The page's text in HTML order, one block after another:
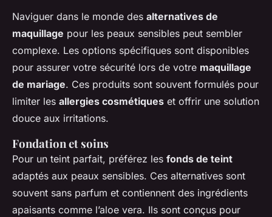
Naviguer dans le monde des alternatives de
maquillage pour les peaux sensibles peut sembler
complexe. Les options spécifiques sont disponibles
pour assurer votre sécurité lors de votre maquillage
de mariage. Ces produits sont souvent formulés pour
limiter les allergies cosmétiques et offrir une solution
douce aux irritations.
Fondation et soins
Pour un teint parfait, préférez les fonds de teint
adaptés aux peaux sensibles. Ces alternatives sont
souvent sans parfum et contiennent des ingrédients
apaisants comme l’aloe vera. Ils sont conçus pour